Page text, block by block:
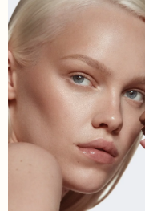
кучу питательных масел.
Цель всех средств —
словно глазированный
эффект от уходовой